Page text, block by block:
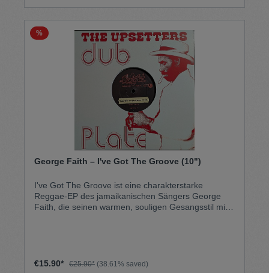
%
George Faith – I've Got The Groove (10")
I've Got The Groove ist eine charakterstarke
Reggae-EP des jamaikanischen Sängers George
Faith, die seinen warmen, souligen Gesangsstil mit
ist. Ergänzt durch Dub- und Version-Mixe zeigt die
€15.90* €25.90* (38.61% saved)